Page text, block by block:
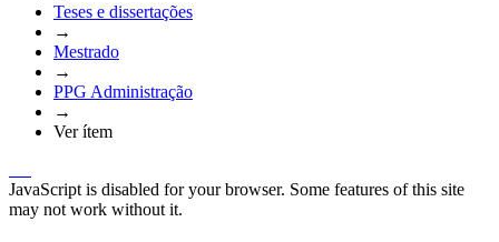
Teses e dissertações
→
Mestrado
→
PPG Administração
→
Ver ítem
JavaScript is disabled for your browser. Some features of this site
may not work without it.